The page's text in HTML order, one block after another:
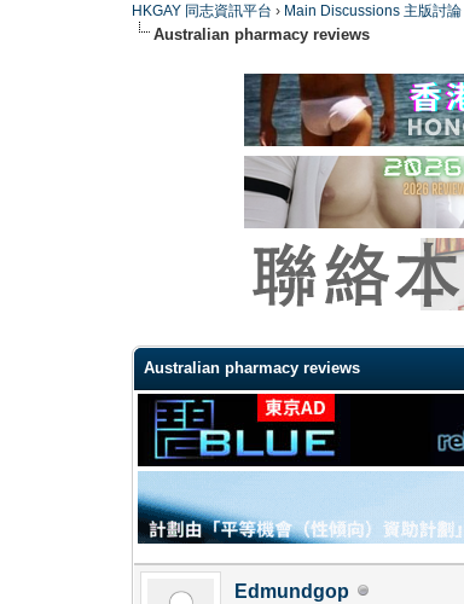
HKGAY 同志資訊平台 › Main Discussions 主版討論
Australian pharmacy reviews
Australian pharmacy reviews
Edmundgop